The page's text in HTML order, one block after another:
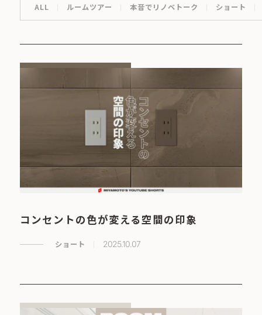
ALL ルームツアー 本音でリノベトーク ショート
コンセントの色が変える空間の印象
ショート 2025.10.07